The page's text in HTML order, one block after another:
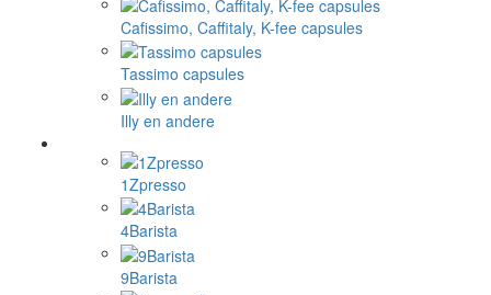
Cafissimo, Caffitaly, K-fee capsules
Tassimo capsules
Illy en andere
1Zpresso
4Barista
9Barista